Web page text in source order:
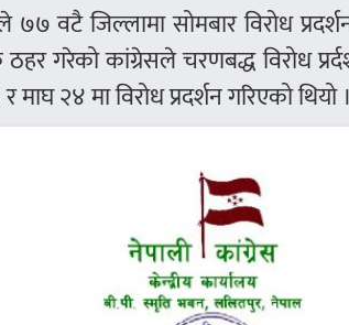
७७ वटै जिल्लामा सोमबार विरोध
गरेको कांग्रेसले चरणबद्ध विरोध
२४ मा विरोध प्रदर्शन गरिएको थियो ।